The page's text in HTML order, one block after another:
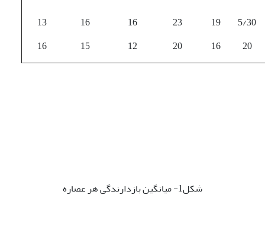
13 16 16 23 19
5/30
16
15 12 20 16 20
شکل1- میانگین بازدارندگی هر عصاره